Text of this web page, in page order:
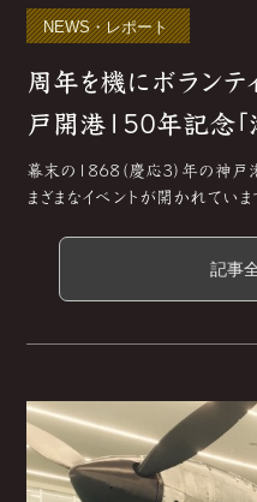
NEWS・レポート
周年を機にボランテ
戸開港150年記念「
幕末の1868（慶応3）年の神戸
まざまなイベントが開かれていま
記事